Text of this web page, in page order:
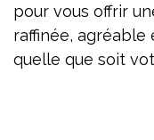
pour vous offrir
raffinée,
quelle que soit